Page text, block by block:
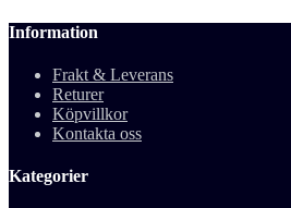
Information
Frakt & Leverans
Returer
Köpvillkor
Kontakta oss
Kategorier